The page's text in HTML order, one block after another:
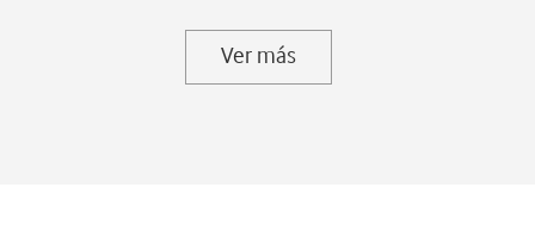
Ver más